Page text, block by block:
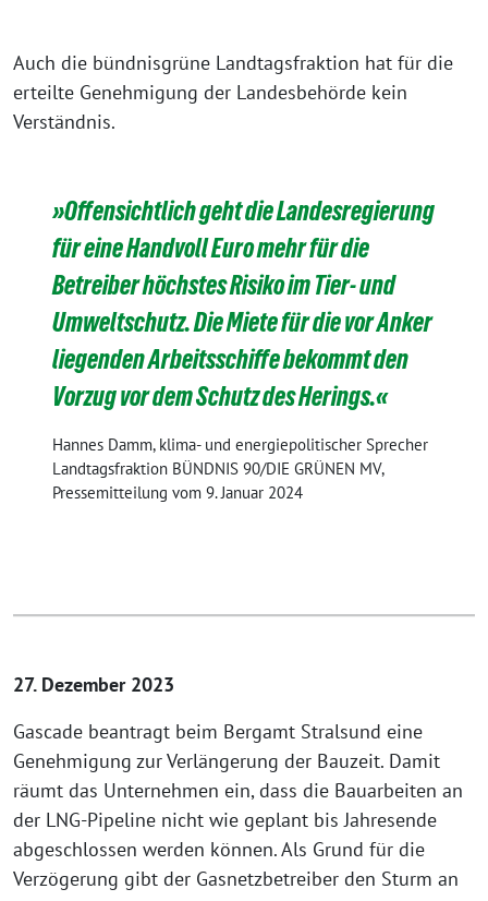
Auch die bündnisgrüne Landtagsfraktion hat für die
erteilte Genehmigung der Landesbehörde kein
Verständnis.
»Offensichtlich geht die Landesregierung
für eine Handvoll Euro mehr für die
Betreiber höchstes Risiko im Tier- und
Umweltschutz. Die Miete für die vor Anker
liegenden Arbeitsschiffe bekommt den
Vorzug vor dem Schutz des Herings.«
Hannes Damm, klima- und energiepolitischer Sprecher
Landtagsfraktion BÜNDNIS 90/DIE GRÜNEN MV,
Pressemitteilung vom 9. Januar 2024
27. Dezember 2023
Gascade beantragt beim Bergamt Stralsund eine
Genehmigung zur Verlängerung der Bauzeit. Damit
räumt das Unternehmen ein, dass die Bauarbeiten an
der LNG-Pipeline nicht wie geplant bis Jahresende
abgeschlossen werden können. Als Grund für die
Verzögerung gibt der Gasnetzbetreiber den Sturm an